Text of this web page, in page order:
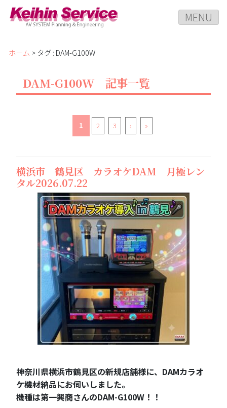
MENU
ホーム > タグ : DAM-G100W
DAM-G100W 記事一覧
1 2 3 › »
横浜市 鶴見区 カラオケDAM 月極レン
タル2026.07.22
神奈川県横浜市鶴見区の新規店舗様に、DAMカラオ
ケ機材納品にお伺いしました。
機種は第一興商さんのDAM-G100W！！